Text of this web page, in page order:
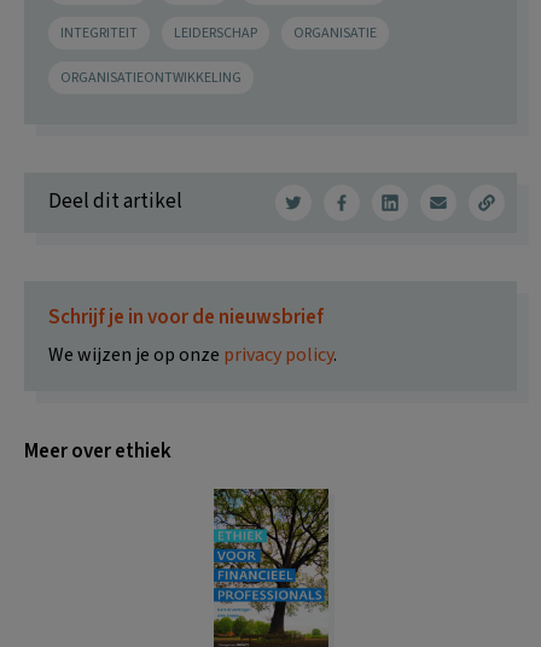
INTEGRITEIT LEIDERSCHAP ORGANISATIE
ORGANISATIEONTWIKKELING
Deel dit artikel
Schrijf je in voor de nieuwsbrief
We wijzen je op onze privacy policy.
Meer over ethiek